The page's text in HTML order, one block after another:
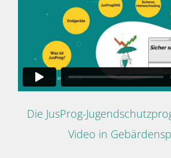
Die JusProg-
Video in